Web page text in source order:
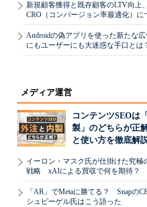
新規顧客獲得と既存顧客のLTV向上
CRO（コンバージョン率最適化）に
Androidの偽アプリを使った新たな
にもユーザーにも大迷惑な手口とは
メディア運営
コンテンツSEOは
製」のどちらが正
と使い方を徹底解
イーロン・マスク氏が仕掛けた究極
戦略 xAIによる買収で何を期待？
「AR」でMetaに勝てる？ Snapの
シュピーゲル氏はこう語った